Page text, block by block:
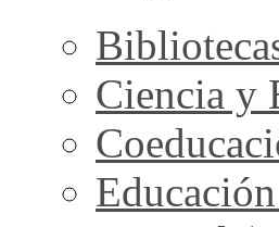
Ciencia y